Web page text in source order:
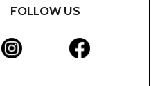
FOLLOW US